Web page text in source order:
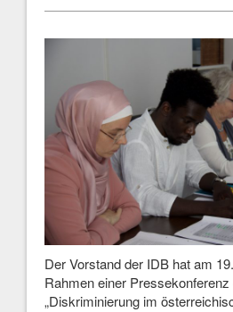
Der Vorstand der IDB hat am
Rahmen einer
„Diskriminierung im